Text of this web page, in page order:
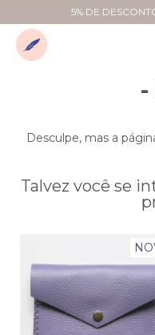
5% DE
-
Desculpe, mas a
Talvez você se